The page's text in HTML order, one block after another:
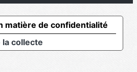
collecte
matière de confidentialité